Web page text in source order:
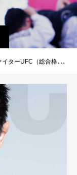
contents/Y3JpZDovL3BsYWxhLmlwdHZmLmpwL2dyb3VwL2JmMTAwM2I=#平良達郎#沖縄#UFC#修斗#セカンドキャリア#TBJ#THEBLACKBELTJAPAN